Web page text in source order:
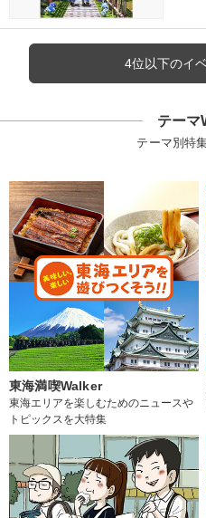
4位以下のイ
テーマ
テーマ別特
東海満喫Walker
東海エリアを楽しむためのニュースや
トピックスを大特集